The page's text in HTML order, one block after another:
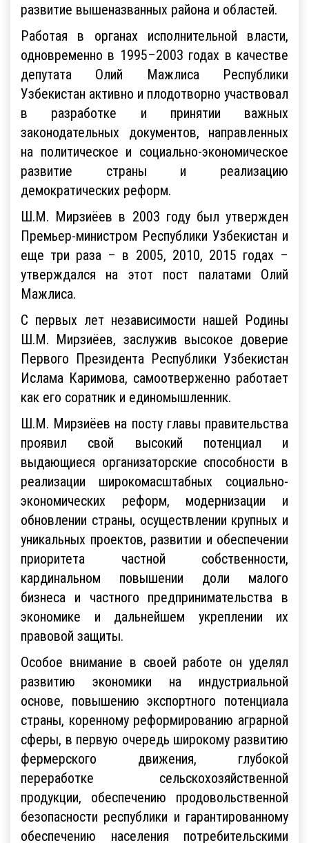
развитие вышеназванных района и областей.
Работая в органах исполнительной власти,
одновременно в 1995–2003 годах в качестве
депутата Олий Мажлиса Республики
Узбекистан активно и плодотворно участвовал
в разработке и принятии важных
законодательных документов, направленных
на политическое и социально-экономическое
развитие страны и реализацию
демократических реформ.
Ш.М. Мирзиёев в 2003 году был утвержден
Премьер-министром Республики Узбекистан и
еще три раза – в 2005, 2010, 2015 годах –
утверждался на этот пост палатами Олий
Мажлиса.
С первых лет независимости нашей Родины
Ш.М. Мирзиёев, заслужив высокое доверие
Первого Президента Республики Узбекистан
Ислама Каримова, самоотверженно работает
как его соратник и единомышленник.
Ш.М. Мирзиёев на посту главы правительства
проявил свой высокий потенциал и
выдающиеся организаторские способности в
реализации широкомасштабных социально-
экономических реформ, модернизации и
обновлении страны, осуществлении крупных и
уникальных проектов, развитии и обеспечении
приоритета частной собственности,
кардинальном повышении доли малого
бизнеса и частного предпринимательства в
экономике и дальнейшем укреплении их
правовой защиты.
Особое внимание в своей работе он уделял
развитию экономики на индустриальной
основе, повышению экспортного потенциала
страны, коренному реформированию аграрной
сферы, в первую очередь широкому развитию
фермерского движения, глубокой
переработке сельскохозяйственной
продукции, обеспечению продовольственной
безопасности республики и гарантированному
обеспечению населения потребительскими